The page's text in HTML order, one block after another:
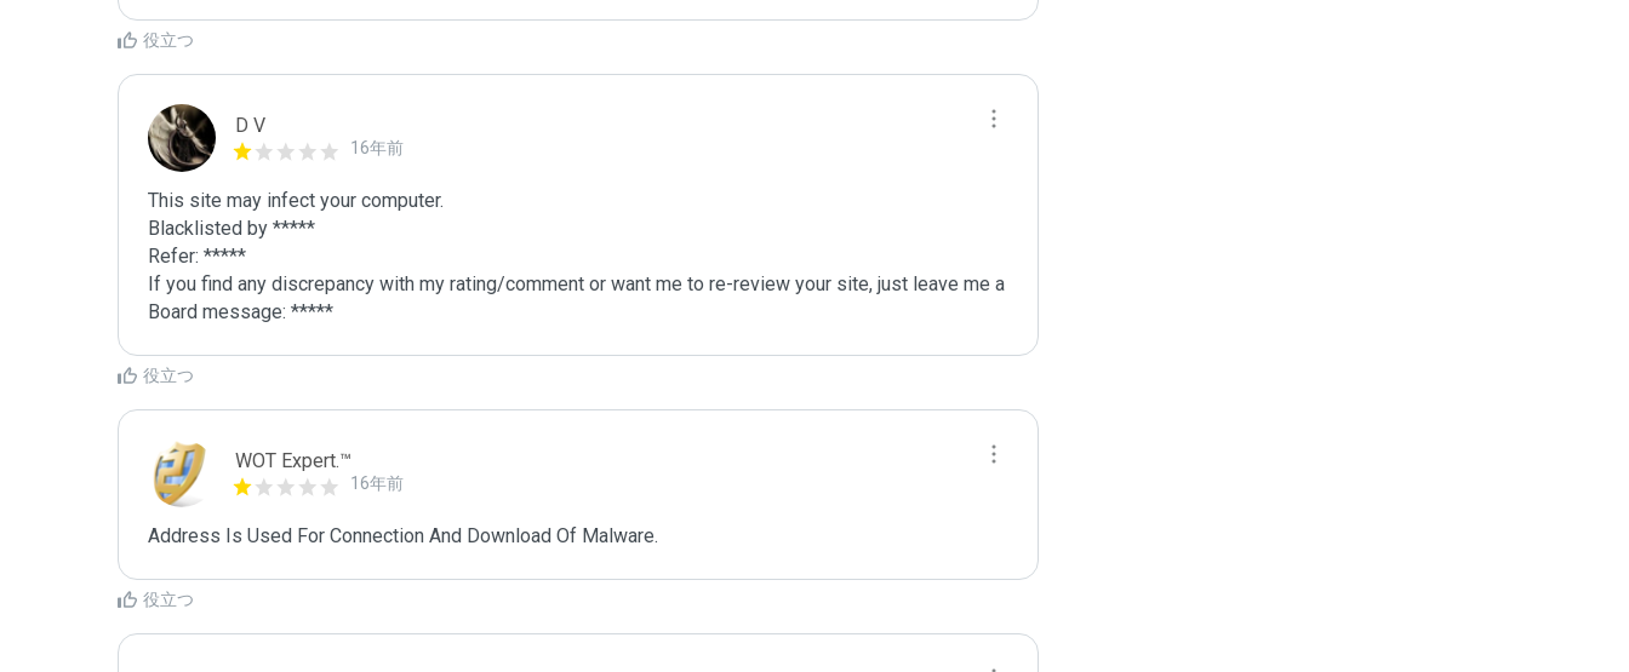
役立つ
D V
16年前
This site may infect your computer.
Blacklisted by *****
Refer: *****
If you find any discrepancy with my rating/comment or want me to re-review your site, just leave me a
Board message: *****
役立つ
WOT Expert.™
16年前
Address Is Used For Connection And Download Of Malware.
役立つ